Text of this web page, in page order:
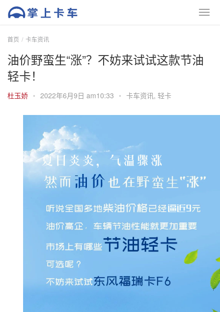
首页 卡车资讯
油价野蛮生“涨”？不妨来试试这款节油
轻卡！
杜玉娇 • 2022年6月9日 am10:33 • 卡车资讯, 轻卡